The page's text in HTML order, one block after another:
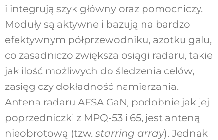
i integrują szyk główny oraz pomocniczy.
Moduły są aktywne i bazują na bardzo
efektywnym półprzewodniku, azotku galu,
co zasadniczo zwiększa osiągi radaru, takie
jak ilość możliwych do śledzenia celów,
zasięg czy dokładność namierzania.
Antena radaru AESA GaN, podobnie jak jej
poprzedniczki z MPQ-53 i 65, jest anteną
nieobrotową (tzw. starring array). Jednak